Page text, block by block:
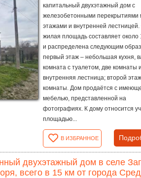
капитальный двухэтажный дом с
железобетонными перекрытиями
этажами и внутренней
жилая площадь составляет около
и распределена следующим
первый этаж – небольшая кухня,
комната с туалетом, две комнаты и
внутренняя лестница; второй
комнаты. Дом продаётся с
мебелью, представленной на
фотографиях. К дому относится
площадью...
В ИЗБРАННОЕ
двухэтажный дом в селе
всего в 15 км от города